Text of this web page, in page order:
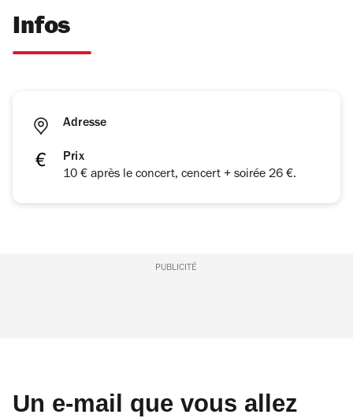
Infos
Adresse
Prix
10 € après le concert, cencert + soirée 26 €.
PUBLICITÉ
Un e-mail que vous allez